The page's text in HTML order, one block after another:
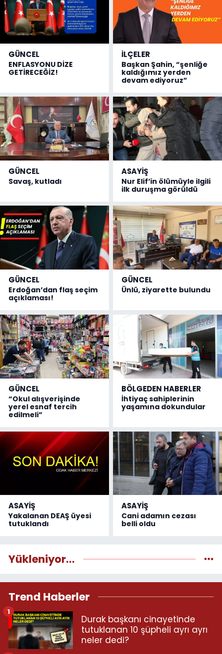
GÜNCEL
ENFLASYONU DİZE
GETİRECEĞİZ!
İLÇELER
Başkan Şahin, “şenliğe
kaldığımız yerden
devam ediyoruz”
GÜNCEL
Savaş, kutladı
ASAYİŞ
Nur Elif’in ölümüyle ilgili
ilk duruşma görüldü
GÜNCEL
Erdoğan’dan flaş seçim
açıklaması!
GÜNCEL
Ünlü, ziyarette bulundu
GÜNCEL
“Okul alışverişinde
yerel esnaf tercih
edilmeli”
BÖLGEDEN HABERLER
İhtiyaç sahiplerinin
yaşamına dokundular
ASAYİŞ
Yakalanan DEAŞ üyesi
tutuklandı
ASAYİŞ
Cani adamın cezası
belli oldu
Yükleniyor...
Trend Haberler
Durak başkanı cinayetinde
tutuklanan 10 şüpheli ayrı ayrı
neler dedi?
1